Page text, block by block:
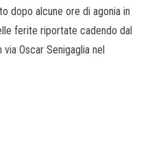
dopo alcune ore di agonia in
ferite riportate cadendo dal
Oscar Senigaglia nel